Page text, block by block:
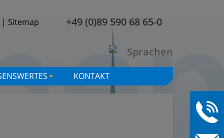
+49 (0)89 590 68 65-0
| Sitemap
+
+
KONTAKT